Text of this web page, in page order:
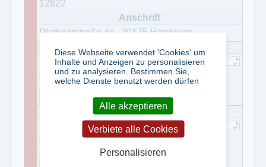
12822
Plathnerstraße 4c 30175 Hannover
Zeitschriftendienst
+49 6123 9238-253
+49 6123 9238-244
Patricia Lüpertz
Diese Webseite verwendet 'Cookies' um
Inhalte und Anzeigen zu personalisieren
und zu analysieren. Bestimmen Sie,
welche Dienste benutzt werden dürfen
Alle akzeptieren
Verbiete alle Cookies
Personalisieren